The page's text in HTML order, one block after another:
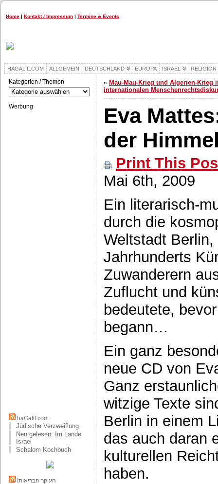
Home | Kontakt / Impressum | Termine & Events
HAGALIL.COM ALLGEMEIN DEUTSCHLAND EUROPA ISRAEL RELIGION
Kategorien / Themen
Kategorien
/
Themen
Werbung
haGalil.com
Jüdische Verzweiflung
Neu gelesen: Im Lande
Israel
Schalom Kochbuch
!העיקר הבריאות
« Mau-Mau-Krieg und Algerien-Krieg
internationalen
Eva
der
Print This
Mai 6th, 2009
Ein literarisch-
durch die
Weltstadt
Jahrhunderts
Zuwanderern
Zuflucht und
bedeutete,
begann…
Ein ganz
neue CD von
Ganz
witzige Texte
Berlin in einem
das auch daran
kulturellen
haben.